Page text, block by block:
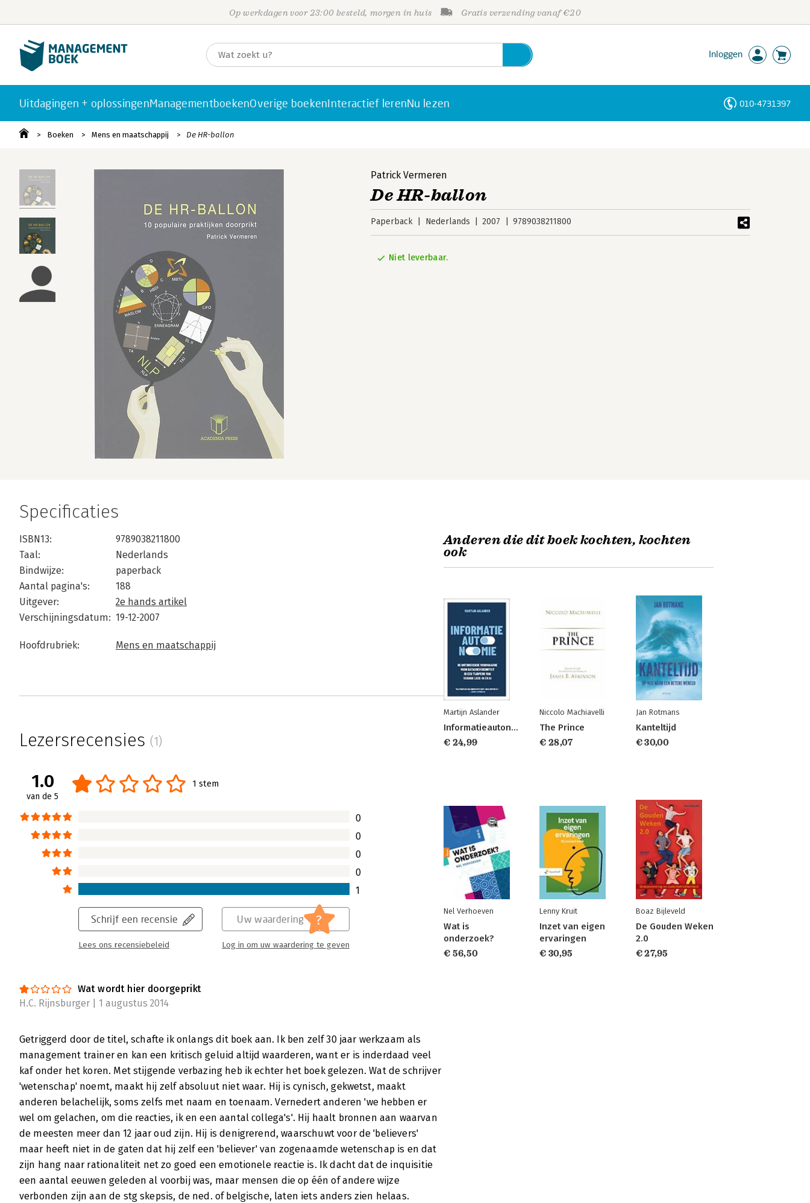
Op werkdagen voor 23:00 besteld, morgen in huis Gratis verzending vanaf €20
Inloggen
Uitdagingen + oplossingenManagementboekenOverige boekenInteractief lerenNu lezen 010-4731397
Boeken Mens en maatschappij De HR-ballon
Patrick Vermeren
De HR-ballon
Paperback Nederlands 2007 9789038211800
Niet leverbaar.
Specificaties
ISBN13:
9789038211800
Taal:
Nederlands
Bindwijze:
paperback
Aantal pagina's:
188
Uitgever:
2e hands artikel
Verschijningsdatum: 19-12-2007
Hoofdrubriek: Mens en maatschappij
Lezersrecensies (1)
1.0
van de 5
1 stem
0
0
0
0
1
Schrijf een recensie
Lees ons recensiebeleid
Uw waardering ?
Log in om uw waardering te geven
Wat wordt hier doorgeprikt
H.C. Rijnsburger | 1 augustus 2014
Getriggerd door de titel, schafte ik onlangs dit boek aan. Ik ben zelf 30 jaar werkzaam als
management trainer en kan een kritisch geluid altijd waarderen, want er is inderdaad veel
kaf onder het koren. Met stijgende verbazing heb ik echter het boek gelezen. Wat de schrijver
'wetenschap' noemt, maakt hij zelf absoluut niet waar. Hij is cynisch, gekwetst, maakt
anderen belachelijk, soms zelfs met naam en toenaam. Vernedert anderen 'we hebben er
wel om gelachen, om die reacties, ik en een aantal collega's'. Hij haalt bronnen aan waarvan
de meesten meer dan 12 jaar oud zijn. Hij is denigrerend, waarschuwt voor de 'believers'
maar heeft niet in de gaten dat hij zelf een 'believer' van zogenaamde wetenschap is en dat
zijn hang naar rationaliteit net zo goed een emotionele reactie is. Ik dacht dat de inquisitie
een aantal eeuwen geleden al voorbij was, maar mensen die op één of andere wijze
verbonden zijn aan de stg skepsis, de ned. of belgische, laten iets anders zien helaas.
Anderen die dit boek kochten, kochten
ook
Martijn Aslander
Informatieautonomie
€ 24,99
Niccolo Machiavelli
The Prince
€ 28,07
Jan Rotmans
Kanteltijd
€ 30,00
Nel Verhoeven
Wat is
onderzoek?
€ 56,50
Lenny Kruit
Inzet van eigen
ervaringen
€ 30,95
Boaz Bijleveld
De Gouden Weken
2.0
€ 27,95
Personen